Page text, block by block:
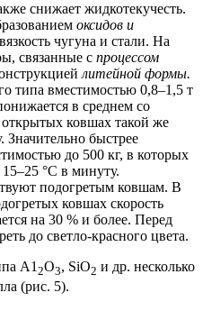
снижает жидкотекучесть.
оксидов и
чугуна и стали. На
связанные с процессом
литейной формы.
типа вместимостью 0,8–1,5 т
в среднем со
ковшах такой же
быстрее
до 500 кг, в которых
15–25 °С в минуту.
подогретым ковшам. В
ковшах скорость
на 30 % и более. Перед
до светло-красного цвета.
А1 2О3, SiO2 и др. несколько
(рис. 5).